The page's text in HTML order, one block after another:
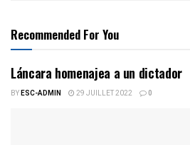
Recommended For You
Láncara homenajea a un dictador
BYESC-ADMIN 29 JUILLET 2022 0